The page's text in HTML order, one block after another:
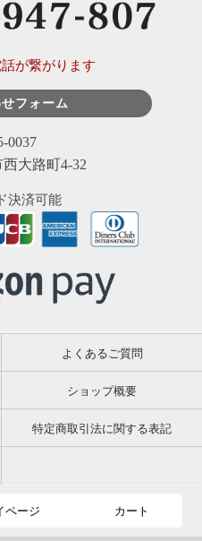
が繋がります
フォーム
0037
大路町4-32
決済可能
よくあるご質問
ショップ概要
特定商取引法に関する表記
ページ カート